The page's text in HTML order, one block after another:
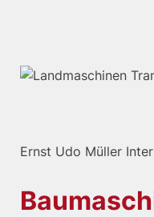
Ernst Udo Müller